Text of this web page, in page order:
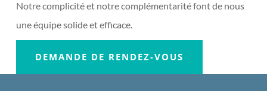
Notre complicité et notre complémentarité font de nous
une équipe solide et efficace.
DEMANDE DE RENDEZ-VOUS